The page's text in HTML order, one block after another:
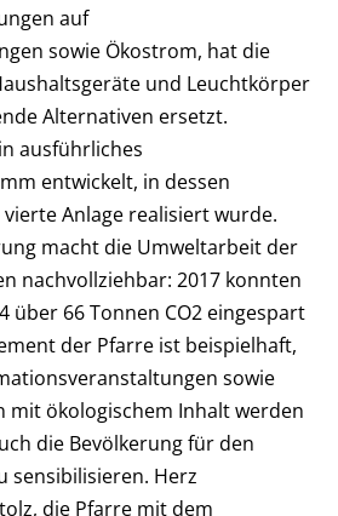
auf
sowie Ökostrom, hat die
und Leuchtkörper
Alternativen ersetzt.
ausführliches
entwickelt, in dessen
Anlage realisiert wurde.
macht die Umweltarbeit der
nachvollziehbar: 2017 konnten
über 66 Tonnen CO2 eingespart
der Pfarre ist beispielhaft,
sowie
mit ökologischem Inhalt werden
die Bevölkerung für den
sensibilisieren. Herz
die Pfarre mit dem